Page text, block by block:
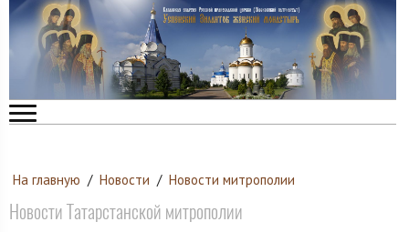
На главную / Новости / Новости митрополии
Новости Татарстанской митрополии